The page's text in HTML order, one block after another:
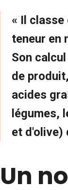
« Il classe
teneur en
Son
de
acides
légumes,
et d'olive)
Un